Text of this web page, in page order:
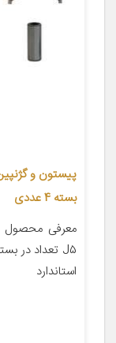
بسته 4 عددی
معرفی محصول
استاندارد